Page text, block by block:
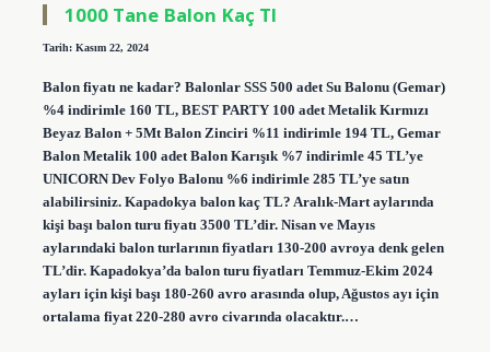
1000 Tane Balon Kaç Tl
Tarih: Kasım 22, 2024
Balon fiyatı ne kadar? Balonlar SSS 500 adet Su Balonu (Gemar)
%4 indirimle 160 TL, BEST PARTY 100 adet Metalik Kırmızı
Beyaz Balon + 5Mt Balon Zinciri %11 indirimle 194 TL, Gemar
Balon Metalik 100 adet Balon Karışık %7 indirimle 45 TL’ye
UNICORN Dev Folyo Balonu %6 indirimle 285 TL’ye satın
alabilirsiniz. Kapadokya balon kaç TL? Aralık-Mart aylarında
kişi başı balon turu fiyatı 3500 TL’dir. Nisan ve Mayıs
aylarındaki balon turlarının fiyatları 130-200 avroya denk gelen
TL’dir. Kapadokya’da balon turu fiyatları Temmuz-Ekim 2024
ayları için kişi başı 180-260 avro arasında olup, Ağustos ayı için
ortalama fiyat 220-280 avro civarında olacaktır.…